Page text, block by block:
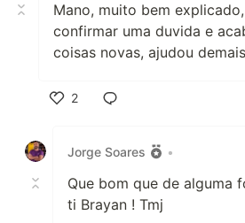
Mano, muito bem
confirmar uma duvida e
coisas novas, ajudou
2
Jorge Soares
•
Que bom que de alguma
ti Brayan ! Tmj